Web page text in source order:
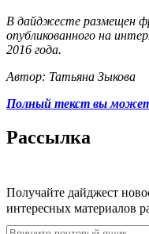
В дайджесте размещен
опубликованного на
2016 года.
Автор: Татьяна Зыкова
Полный текст вы
Рассылка
Получайте дайджест
интересных материалов